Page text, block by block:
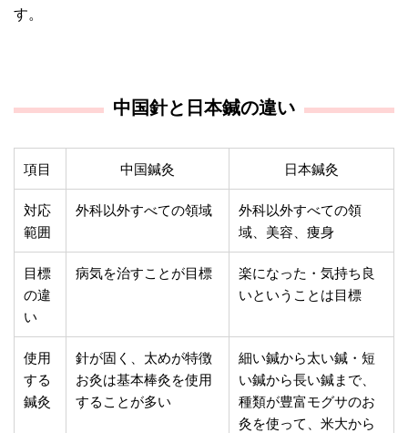
す。
中国針と日本鍼の違い
項目 中国鍼灸 日本鍼灸
対応
範囲
外科以外すべての領域
外科以外すべての領
域、美容、痩身
目標
の違
い
病気を治すことが目標
楽になった・気持ち良
いということは目標
使用
する
鍼灸
針が固く、太めが特徴
お灸は基本棒灸を使用
することが多い
細い鍼から太い鍼・短
い鍼から長い鍼まで、
種類が豊富モグサのお
灸を使って、米大から